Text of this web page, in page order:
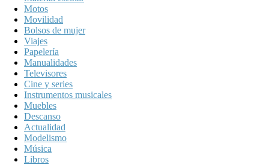
Motos
Movilidad
Bolsos de mujer
Viajes
Papelería
Manualidades
Televisores
Cine y series
Instrumentos musicales
Muebles
Descanso
Actualidad
Modelismo
Música
Libros